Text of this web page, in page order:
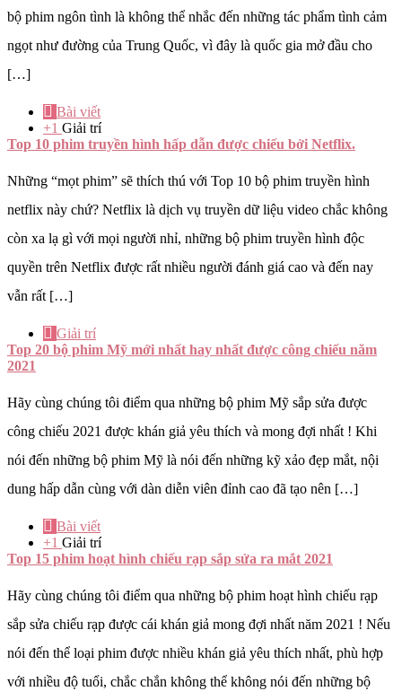
bộ phim ngôn tình là không thể nhắc đến những tác phẩm tình cảm
ngọt như đường của Trung Quốc, vì đây là quốc gia mở đầu cho
[…]
Bài viết
+1 Giải trí
Top 10 phim truyền hình hấp dẫn được chiếu bởi Netflix.
Những “mọt phim” sẽ thích thú với Top 10 bộ phim truyền hình
netflix này chứ? Netflix là dịch vụ truyền dữ liệu video chắc không
còn xa lạ gì với mọi người nhỉ, những bộ phim truyền hình độc
quyền trên Netflix được rất nhiều người đánh giá cao và đến nay
vẫn rất […]
Giải trí
Top 20 bộ phim Mỹ mới nhất hay nhất được công chiếu năm
2021
Hãy cùng chúng tôi điểm qua những bộ phim Mỹ sắp sửa được
công chiếu 2021 được khán giả yêu thích và mong đợi nhất ! Khi
nói đến những bộ phim Mỹ là nói đến những kỹ xảo đẹp mắt, nội
dung hấp dẫn cùng với dàn diễn viên đỉnh cao đã tạo nên […]
Bài viết
+1 Giải trí
Top 15 phim hoạt hình chiếu rạp sắp sửa ra mắt 2021
Hãy cùng chúng tôi điểm qua những bộ phim hoạt hình chiếu rạp
sắp sửa chiếu rạp được cái khán giả mong đợi nhất năm 2021 ! Nếu
nói đến thể loại phim được nhiều khán giả yêu thích nhất, phù hợp
với nhiều độ tuổi, chắc chắn không thể không nói đến những bộ